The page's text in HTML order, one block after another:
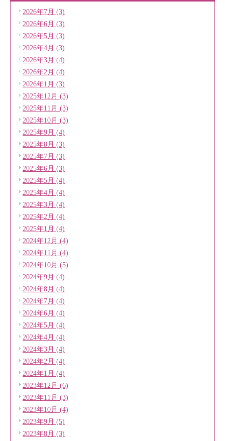
2026年7月 (3)
2026年6月 (3)
2026年5月 (3)
2026年4月 (3)
2026年3月 (4)
2026年2月 (4)
2026年1月 (3)
2025年12月 (3)
2025年11月 (3)
2025年10月 (3)
2025年9月 (4)
2025年8月 (3)
2025年7月 (3)
2025年6月 (3)
2025年5月 (4)
2025年4月 (4)
2025年3月 (4)
2025年2月 (4)
2025年1月 (4)
2024年12月 (4)
2024年11月 (4)
2024年10月 (5)
2024年9月 (4)
2024年8月 (4)
2024年7月 (4)
2024年6月 (4)
2024年5月 (4)
2024年4月 (4)
2024年3月 (4)
2024年2月 (4)
2024年1月 (4)
2023年12月 (6)
2023年11月 (3)
2023年10月 (4)
2023年9月 (5)
2023年8月 (3)